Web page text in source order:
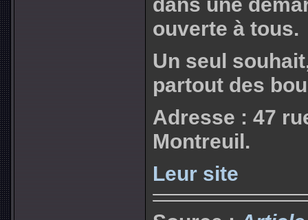
ouverte à tous.
Un seul
partout des
Adresse : 47
Montreuil.
Leur site